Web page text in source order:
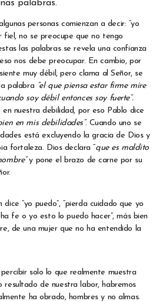
palabras.
personas comienzan a decir: “yo
no se preocupe que no tengo
las palabras se revela una confianza
nos debe preocupar. En cambio, por
muy débil, pero clama al Señor, se
palabra “el que piensa estar firme mire
soy débil entonces soy fuerte”.
nuestra debilidad, por eso Pablo dice
en mis debilidades”. Cuando uno se
está excluyendo la gracia de Dios y
fortaleza. Dios declara “que es maldito
y pone el brazo de carne por su
“yo puedo”, “pierda cuidado que yo
fe o yo esto lo puedo hacer”, más bien
de una mujer que no ha entendido la
solo lo que realmente muestra
resultado de nuestra labor, habremos
ha obrado, hombres y no almas.